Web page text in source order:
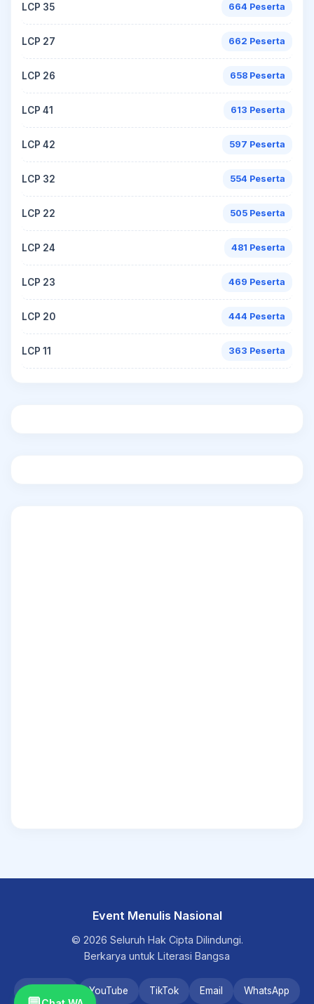
LCP 35 664 Peserta
LCP 27 662 Peserta
LCP 26 658 Peserta
LCP 41 613 Peserta
LCP 42 597 Peserta
LCP 32 554 Peserta
LCP 22 505 Peserta
LCP 24 481 Peserta
LCP 23 469 Peserta
LCP 20 444 Peserta
LCP 11 363 Peserta
Event Menulis Nasional
© 2026 Seluruh Hak Cipta Dilindungi.
Berkarya untuk Literasi Bangsa
YouTube TikTok Email WhatsApp